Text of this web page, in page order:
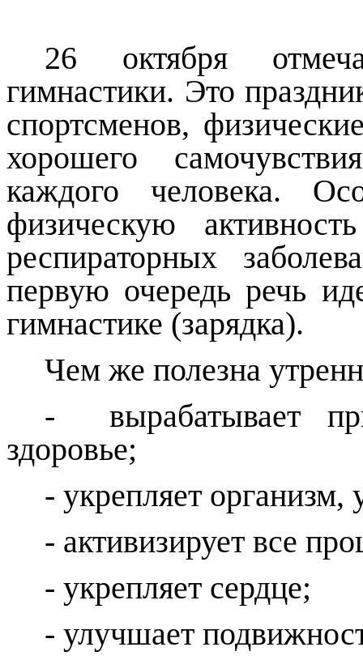
26 октября
гимнастики. Это
спортсменов,
хорошего
каждого человека.
физическую
респираторных
первую очередь речь
гимнастике (зарядка).
Чем же полезна
- вырабатывает
здоровье;
- укрепляет организм,
- активизирует все
- укрепляет сердце;
- улучшает